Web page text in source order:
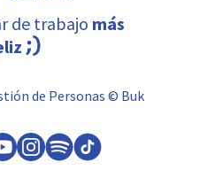
de trabajo más
de Personas © Buk